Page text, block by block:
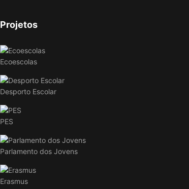
Projetos
Ecoescolas
Desporto Escolar
PES
Parlamento dos Jovens
Erasmus